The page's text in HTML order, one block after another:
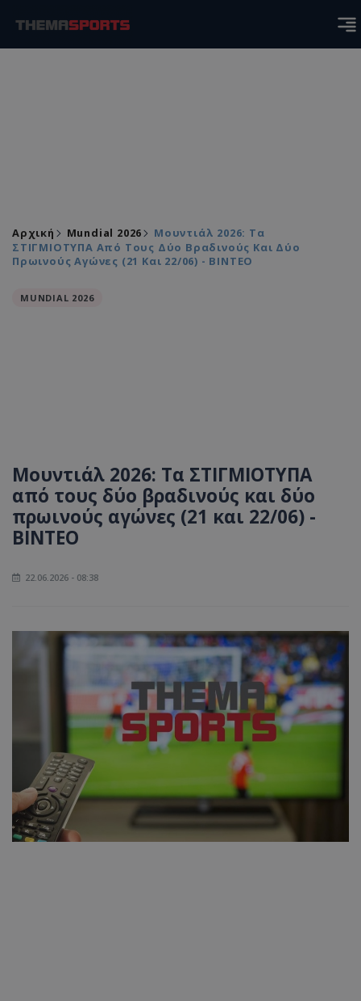
Αρχική Mundial 2026
Μουντιάλ 2026: Τα
ΣΤΙΓΜΙΟΤΥΠΑ Από Τους Δύο Βραδινούς Και Δύο
Πρωινούς Αγώνες (21 Και 22/06) - ΒΙΝΤΕΟ
MUNDIAL 2026
Μουντιάλ 2026: Τα ΣΤΙΓΜΙΟΤΥΠΑ
από τους δύο βραδινούς και δύο
πρωινούς αγώνες (21 και 22/06) -
ΒΙΝΤΕΟ
22.06.2026 - 08:38